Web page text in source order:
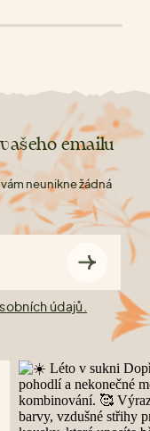
emailu
neunikne žádná
údajů.